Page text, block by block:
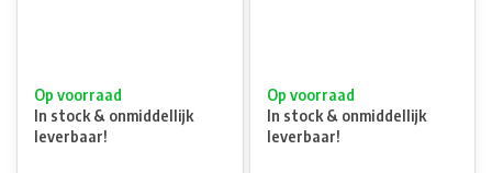
Op voorraad
In stock & onmiddellijk
leverbaar!
Op voorraad
In stock & onmiddellijk
leverbaar!